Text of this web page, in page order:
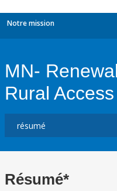
Notre mission
MN-
Rural
Résumé*